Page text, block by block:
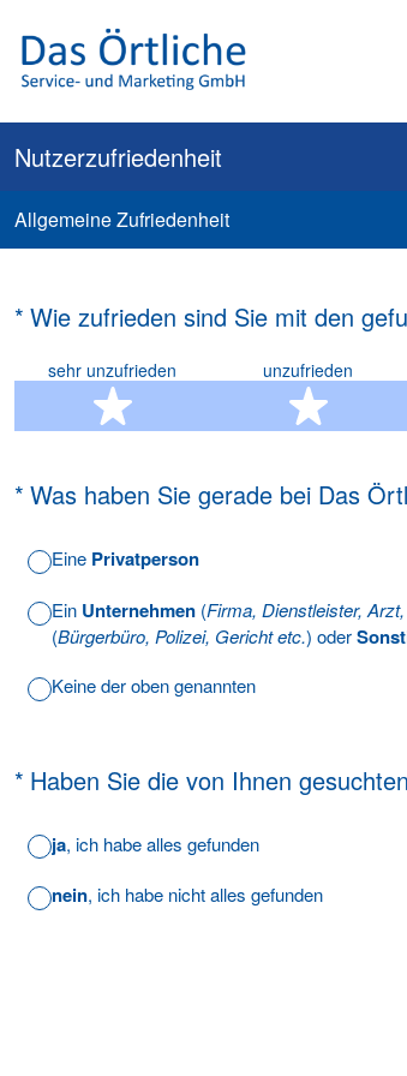
Nutzerzufriedenheit
Allgemeine Zufriedenheit
* Wie zufrieden sind Sie mit den
(Erforderlich.)
sehr unzufrieden
1 Stern
unzufrieden
2
* Was haben Sie gerade bei Das
(Erforderlich.)
Eine Privatperson
Ein Unternehmen (Firma, Dienstleister,
(Bürgerbüro, Polizei, Gericht etc.) oder
Keine der oben genannten
* Haben Sie die von Ihnen
(Erforderlich.)
ja, ich habe alles gefunden
nein, ich habe nicht alles gefunden